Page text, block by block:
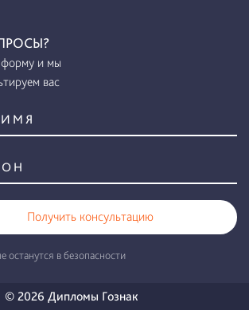
и мы
вас
Получить консультацию
останутся в безопасности
© 2026 Дипломы Гознак